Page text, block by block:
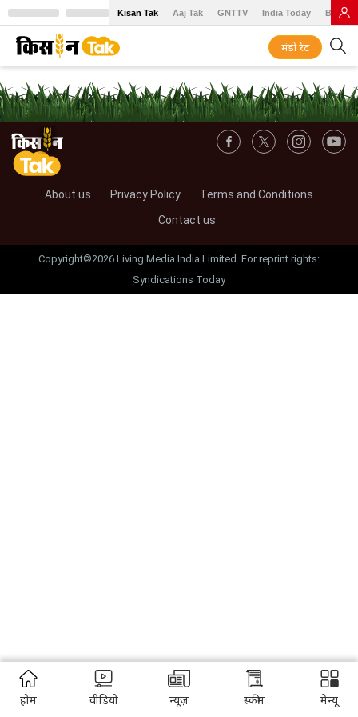
Kisan Tak Aaj Tak GNTTV India Today BT
मंडी रेट
About us Privacy Policy
Terms and Conditions
Contact us
Copyright©2026 Living Media India Limited. For reprint rights:
Syndications Today
होम वीडियो न्यूज़ स्कीम मेन्यू